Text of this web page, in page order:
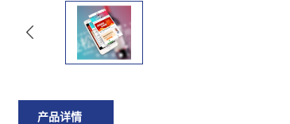
产品详情